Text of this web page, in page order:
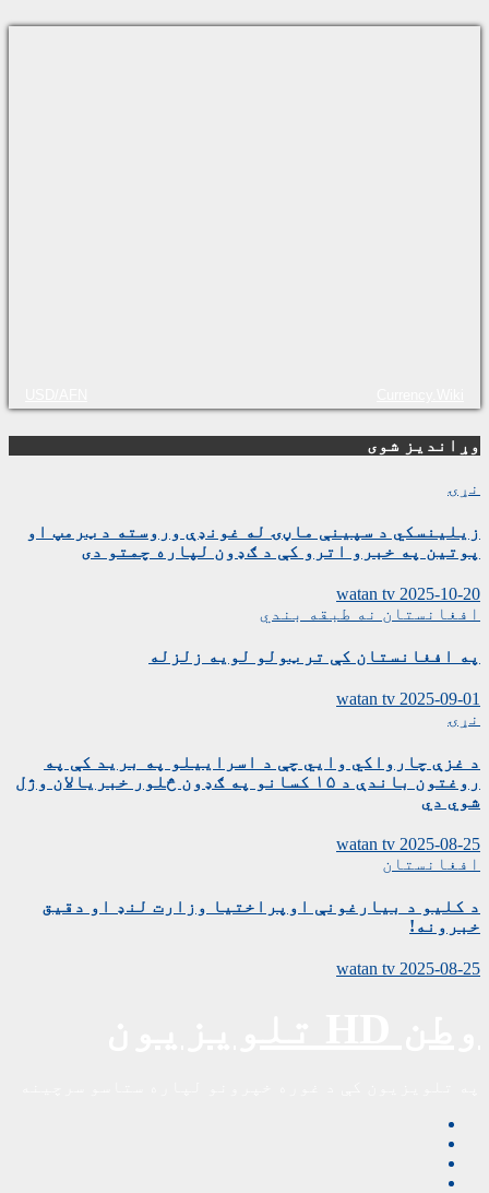
وړاندیز شوی
نړۍ
زیلینسکي د سپینې ماڼۍ له غونډې وروسته د ټرمپ او
پوتین په خبرو اترو کې د ګډون لپاره چمتو دی
2025-10-20
watan tv
افغانستان نه طبقه بندي
په افغانستان کې تر ټولو لویه زلزله
2025-09-01
watan tv
نړۍ
د غزې چارواکي وايي چې د اسراییلو په برید کې په
روغتون باندې د ۱۵ کسانو په ګډون څلور خبریالان وژل
شوي دي
2025-08-25
watan tv
افغانستان
د کلیو د بیارغونې اوپراختیا وزارت لنډ او دقیق
خبرونه!
2025-08-25
watan tv